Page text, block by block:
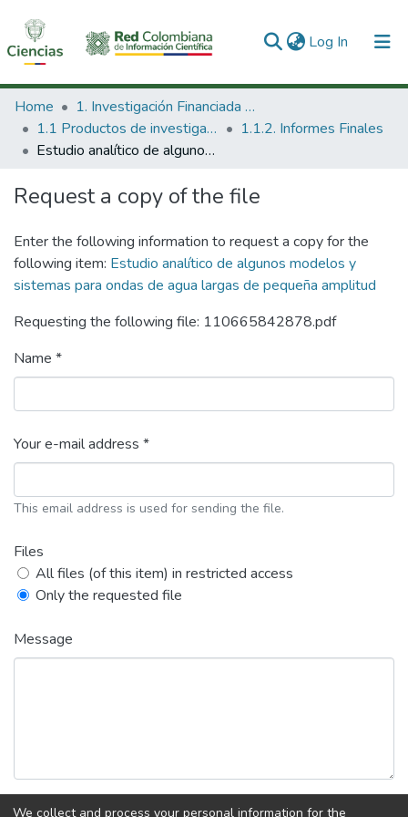
Log In (current)
Communities & Collections
All of DSpace
Home
1. Investigación Financiada con Recursos Públicos
1.1 Productos de investigación
1.1.2. Informes Finales
Estudio analítico de algunos modelos y sistemas para ondas de agua largas de pequeña amplitud
Request a copy of the file
Enter the following information to request a copy for the
following item: Estudio analítico de algunos modelos y
sistemas para ondas de agua largas de pequeña amplitud
Requesting the following file: 110665842878.pdf
Name *
Your e-mail address *
This email address is used for sending the file.
Files
All files (of this item) in restricted access
Only the requested file
Message
We collect and process your personal information for the